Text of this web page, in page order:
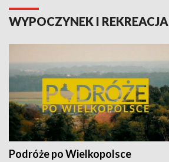
WYPOCZYNEK I REKREACJA
Podróże po Wielkopolsce